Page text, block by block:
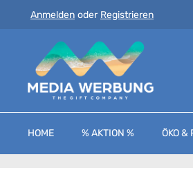
Hauptinhalt springen
Zur Suche springen
Zur Hauptnavigation springen
Anmelden oder Registrieren
HOME % AKTION % ÖKO &